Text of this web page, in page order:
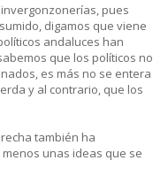
pues
digamos que viene
andaluces han
que los políticos no
es más no se entera
y al contrario, que los
también ha
unas ideas que se